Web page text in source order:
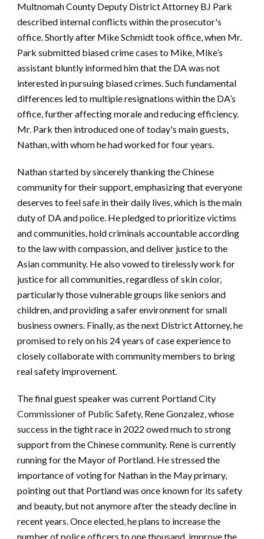
Multnomah County Deputy District Attorney BJ Park
described internal conflicts within the prosecutor's
office. Shortly after Mike Schmidt took office, when Mr.
Park submitted biased crime cases to Mike, Mike’s
assistant bluntly informed him that the DA was not
interested in pursuing biased crimes. Such fundamental
differences led to multiple resignations within the DA’s
office, further affecting morale and reducing efficiency.
Mr. Park then introduced one of today's main guests,
Nathan, with whom he had worked for four years.
Nathan started by sincerely thanking the Chinese
community for their support, emphasizing that everyone
deserves to feel safe in their daily lives, which is the main
duty of DA and police. He pledged to prioritize victims
and communities, hold criminals accountable according
to the law with compassion, and deliver justice to the
Asian community. He also vowed to tirelessly work for
justice for all communities, regardless of skin color,
particularly those vulnerable groups like seniors and
children, and providing a safer environment for small
business owners. Finally, as the next District Attorney, he
promised to rely on his 24 years of case experience to
closely collaborate with community members to bring
real safety improvement.
The final guest speaker was current Portland City
Commissioner of Public Safety, Rene Gonzalez, whose
success in the tight race in 2022 owed much to strong
support from the Chinese community. Rene is currently
running for the Mayor of Portland. He stressed the
importance of voting for Nathan in the May primary,
pointing out that Portland was once known for its safety
and beauty, but not anymore after the steady decline in
recent years. Once elected, he plans to increase the
number of police officers to one thousand, improve the